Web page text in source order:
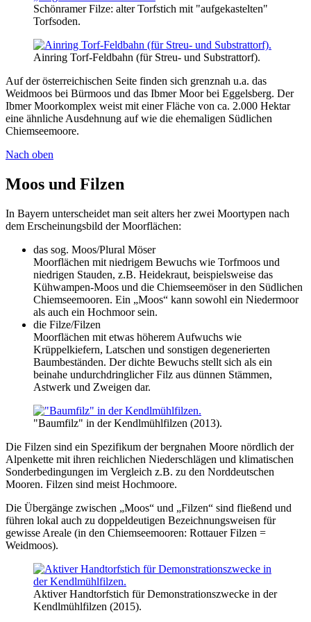
Schönramer Filze: alter Torfstich mit "aufgekastelten"
Torfsoden.
Ainring Torf-Feldbahn (für Streu- und Substrattorf).
Auf der österreichischen Seite finden sich grenznah u.a. das
Weidmoos bei Bürmoos und das Ibmer Moor bei Eggelsberg. Der
Ibmer Moorkomplex weist mit einer Fläche von ca. 2.000 Hektar
eine ähnliche Ausdehnung auf wie die ehemaligen Südlichen
Chiemseemoore.
Nach oben
Moos und Filzen
In Bayern unterscheidet man seit alters her zwei Moortypen nach
dem Erscheinungsbild der Moorflächen:
das sog. Moos/Plural Möser
Moorflächen mit niedrigem Bewuchs wie Torfmoos und
niedrigen Stauden, z.B. Heidekraut, beispielsweise das
Kühwampen-Moos und die Chiemseemöser in den Südlichen
Chiemseemooren. Ein „Moos“ kann sowohl ein Niedermoor
als auch ein Hochmoor sein.
die Filze/Filzen
Moorflächen mit etwas höherem Aufwuchs wie
Krüppelkiefern, Latschen und sonstigen degenerierten
Baumbeständen. Der dichte Bewuchs stellt sich als ein
beinahe undurchdringlicher Filz aus dünnen Stämmen,
Astwerk und Zweigen dar.
"Baumfilz" in der Kendlmühlfilzen (2013).
Die Filzen sind ein Spezifikum der bergnahen Moore nördlich der
Alpenkette mit ihren reichlichen Niederschlägen und klimatischen
Sonderbedingungen im Vergleich z.B. zu den Norddeutschen
Mooren. Filzen sind meist Hochmoore.
Die Übergänge zwischen „Moos“ und „Filzen“ sind fließend und
führen lokal auch zu doppeldeutigen Bezeichnungsweisen für
gewisse Areale (in den Chiemseemooren: Rottauer Filzen =
Weidmoos).
Aktiver Handtorfstich für Demonstrationszwecke in der
Kendlmühlfilzen (2015).